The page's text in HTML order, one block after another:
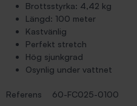
Brottsstyrka: 4,42 kg
Längd: 100 meter
Kastvänlig
Perfekt stretch
Hög sjunkgrad
Osynlig under vattnet
Referens
60-FC025-0100